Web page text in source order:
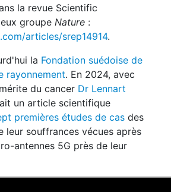
la revue Scientific
groupe Nature :
articles/srep14914.
la Fondation suédoise de
rayonnement. En 2024, avec
du cancer Dr Lennart
un article scientifique
premières études de cas des
leur souffrances vécues après
antennes 5G près de leur